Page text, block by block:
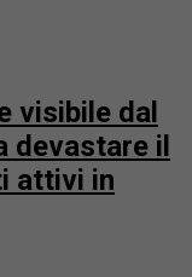
visibile dal
devastare il
attivi in